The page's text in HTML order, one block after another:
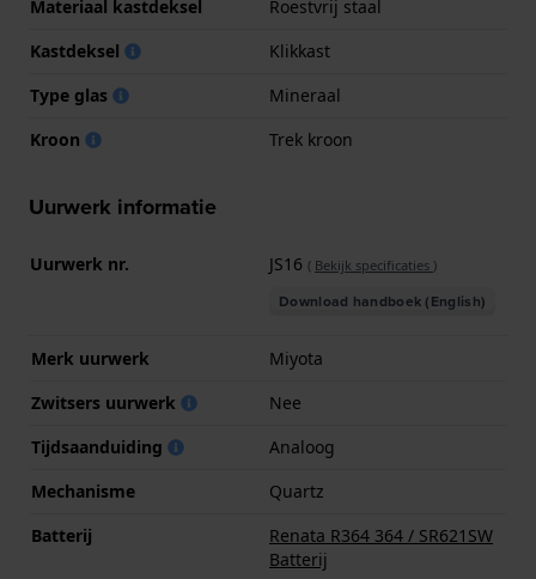
Materiaal kastdeksel
Roestvrij staal
Kastdeksel
Klikkast
Type glas
Mineraal
Kroon
Trek kroon
Uurwerk informatie
Uurwerk nr. JS16 ( Bekijk specificaties )
Download handboek (English)
Merk uurwerk
Miyota
Zwitsers uurwerk
Nee
Tijdsaanduiding
Analoog
Mechanisme
Quartz
Batterij
Renata R364 364 / SR621SW
Batterij